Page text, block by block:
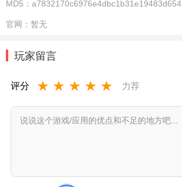
MD5： a7832170c6976e4dbc1b31e19483d654
官网： 暂无
玩家留言
评分 ★ ★ ★ ★ ★ 力荐